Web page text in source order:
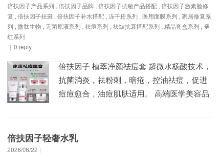
又怕肤色暗沉不均、毛孔粗大，直面外界灰
尘、紫外线和...
倍扶因子产品系列 , 倍扶因子品牌 , 倍扶因子抗敏产品搭配 , 倍扶因子激素脸修
复 , 倍扶因子祛斑 , 倍扶因子补水搭配 , 冻干粉系列 , 医用面膜系列 , 家居修复系
列 , 微肽生物 , 无菌原液系列 , 祛痘系列 , 祛皱抗衰搭配系列 , 精品套盒系列 , 褪
红系列
| 0 reply
倍扶因子 植萃净颜祛痘套 超微水杨酸技术，
抗菌消炎，祛粉刺，暗疮，控油祛痘，促进
痘痘愈合，油痘肌肤适用。 高端医学美容品
倍扶因子轻奢水乳
2026/06/22 |